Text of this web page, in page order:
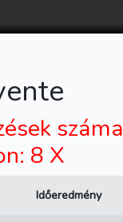
száma
8 X
Időeredmény